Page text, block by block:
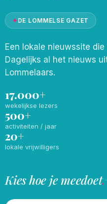
✦DE LOMMELSE GAZET
Een lokale nieuwssite
Dagelijks al het nieuws
Lommelaars.
17.000+
wekelijkse lezers
500+
activiteiten / jaar
20+
lokale vrijwilligers
Kies hoe je meedoet.